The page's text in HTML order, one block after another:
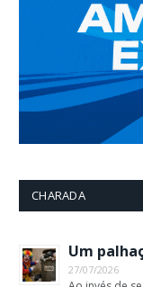
CHARADA
Um
27/07/2026